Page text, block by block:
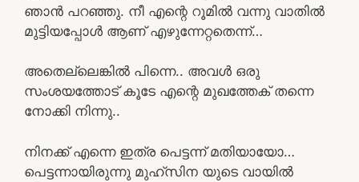
ഞാൻ പറഞ്ഞു. നീ എന്റെ റൂമിൽ വന്നു വാതിൽ
മുട്ടിയപ്പോൾ ആണ് എഴുന്നേറ്റതെന്ന്…
അതെല്ലെങ്കിൽ പിന്നെ.. അവൾ ഒരു
സംശയത്തോട് കൂടേ എന്റെ മുഖത്തേക് തന്നെ
നോക്കി നിന്നു..
നിനക്ക് എന്നെ ഇത്ര പെട്ടന്ന് മതിയായോ…
പെട്ടന്നായിരുന്നു മുഹ്സിന യുടെ വായിൽ